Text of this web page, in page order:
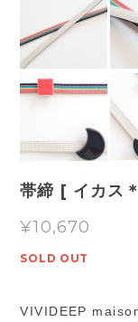
帯締 [ イカス
¥10,670
SOLD OUT
VIVIDEEP